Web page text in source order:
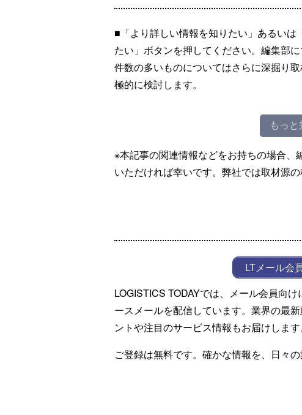
■「より詳しい情報を知りたい」あるいは
たい」ボタンを押してください。編集部
件数の多いものについてはさらに深掘り
極的に検討します。
もっと
※本記事の関連情報などをお持ちの場合、
いただければ幸いです。弊社では取材源の
LTメール会
LOGISTICS TODAYでは、メール会員向
ースメールを配信しています。業界の最
ントや注目のサービス情報もお届けします
ご登録は無料です。確かな情報を、日々